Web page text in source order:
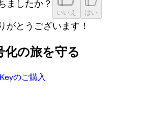
ましたか？
いいえ はい
がとうございます！
化の旅を守る
のご購入